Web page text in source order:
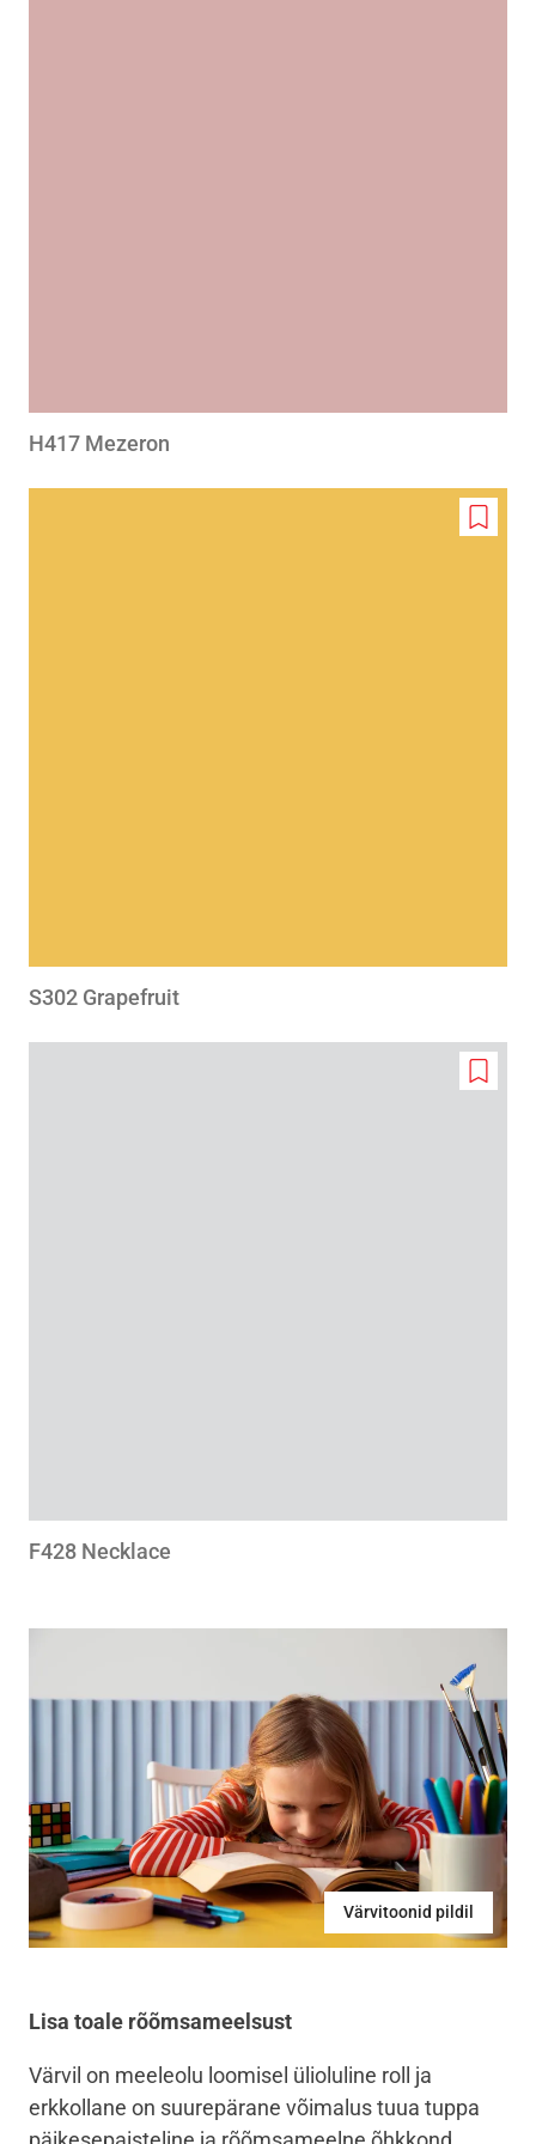
H417 Mezeron
Add
S302 Grapefruit
Add
F428 Necklace
Värvitoonid pildil
Lisa toale rõõmsameelsust
Värvil on meeleolu loomisel ülioluline roll ja
erkkollane on suurepärane võimalus tuua tuppa